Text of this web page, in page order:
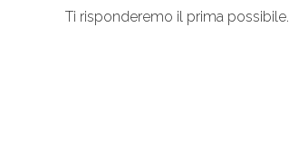
Ti risponderemo il prima possibile.